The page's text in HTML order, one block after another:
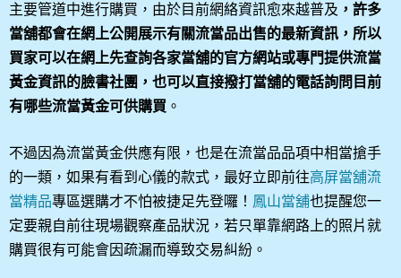
主要管道中進行購買，由於目前網絡資訊愈來越普及 ，許多
當舖都會在網上公開展示有關流當品出售的最新資訊，所以
買家可以在網上先查詢各家當舖的官方網站或專門提供流當
黃金資訊的臉書社團，也可以直接撥打當舖的電話詢問目前
有哪些流當黃金可供購買 。
不過因為流當黃金供應有限，也是在流當品品項中相當搶手
的一類，如果有看到心儀的款式，最好立即前往高屏當舖流
當精品專區選購才不怕被捷足先登囉！ 鳳山當舖也提醒您一
定要親自前往現場觀察產品狀況，若只單靠網路上的照片就
購買很有可能會因疏漏而導致交易糾紛。